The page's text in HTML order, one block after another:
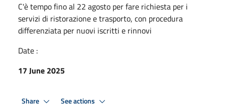
C'è tempo fino al 22 agosto per fare richiesta per i
servizi di ristorazione e trasporto, con procedura
differenziata per nuovi iscritti e rinnovi
Date :
17 June 2025
Share See actions